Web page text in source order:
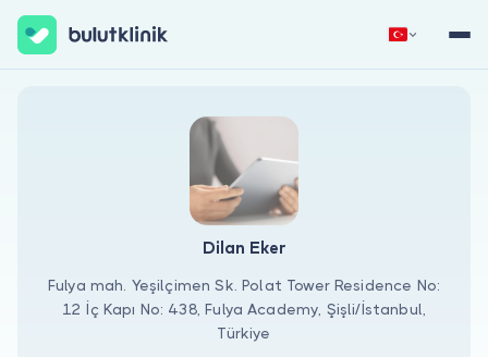
Hakkımızda
Dilan Eker
Fulya mah. Yeşilçimen Sk. Polat Tower Residence No:
12 İç Kapı No: 438, Fulya Academy, Şişli/İstanbul,
Türkiye